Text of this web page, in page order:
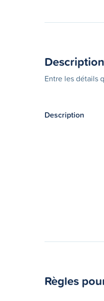
Entre les détails
Description
Règles